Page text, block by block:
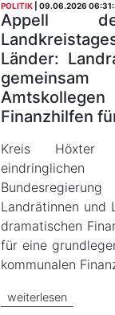
POLITIK 09.06.2026
Appell
Länder:
Finanzhilfen
Kreis
Landrätinnen und
dramatischen
für eine
kommunalen
weiterlesen